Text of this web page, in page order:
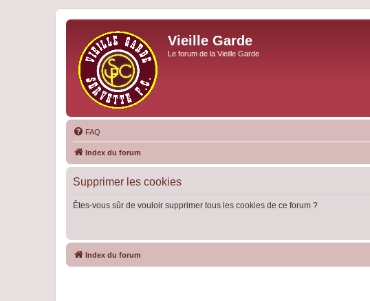
Vieille Garde
Le forum de la Vieille Garde
FAQ
Index du forum
Supprimer les cookies
Êtes-vous sûr de vouloir supprimer tous les cookies de ce forum ?
Index du forum